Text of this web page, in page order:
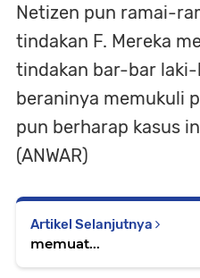
Netizen pun ramai-
tindakan F. Mereka
tindakan bar-bar
beraninya memukuli
pun berharap kasus
(ANWAR)
Artikel Selanjutnya
memuat...